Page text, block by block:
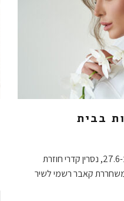
בבית
לכבוד חגיגות העשור בקיסריה ב-27.6, נסרין קדרי חוזרת
קאבר רשמי לשיר